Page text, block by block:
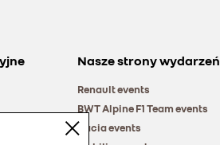
Nasze strony wydarzeń
Renault events
BWT Alpine F1 Team events
Dacia events